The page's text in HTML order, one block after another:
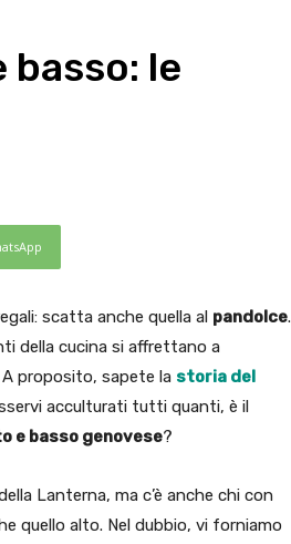
basso: le
scatta anche quella al pandolce.
della cucina si affrettano a
A proposito, sapete la storia del
acculturati tutti quanti, è il
e basso genovese?
Lanterna, ma c’è anche chi con
quello alto. Nel dubbio, vi forniamo